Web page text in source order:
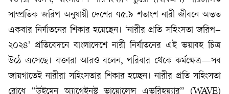
সাম্প্রতিক জরিপ অনুযায়ী দেশের ৭৫.৯ শতাংশ নারী জীবনে অন্তত
একবার নির্যাতনের শিকার হয়েছেন। ‘নারীর প্রতি সহিংসতা জরিপ–
২০২৪’ প্রতিবেদনে বাংলাদেশে নারী নির্যাতনের এই ভয়াবহ চিত্র
উঠে এসেছে। বক্তারা আরও বলেন, পরিবার থেকে কর্মক্ষেত্র—সব
জায়গাতেই নারীরা সহিংসতার শিকার হচ্ছেন। নারীর প্রতি সহিংসতা
রোধে “উইমেন অ্যাগেইনস্ট ভায়োলেন্স এভরিহয়্যার” (WAVE)